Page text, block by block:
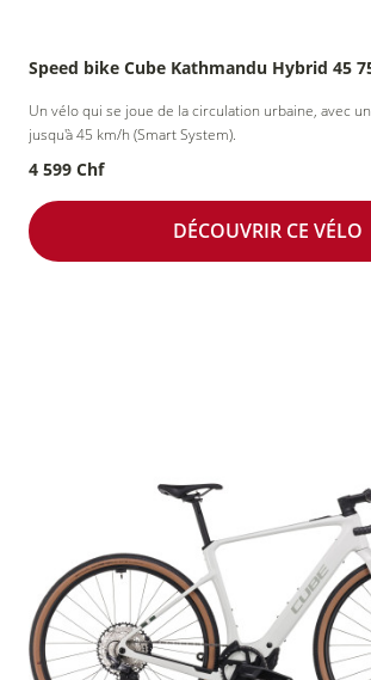
Speed bike Cube Kathmandu Hybrid 45
Un vélo qui se joue de la circulation urbaine, avec
jusqu'à 45 km/h (Smart System).
4 599 Chf
DÉCOUVRIR CE VÉLO